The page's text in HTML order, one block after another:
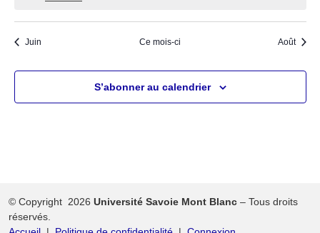
Juin Ce mois-ci Août
S’abonner au calendrier
© Copyright 2026 Université Savoie Mont Blanc – Tous droits
réservés.